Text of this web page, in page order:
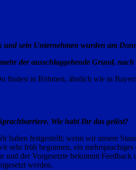
und sein Unternehmen wurden am
der ausschlaggebende Grund,
findest in Böhmen, ähnlich wie in
Wie habt Ihr das gelöst?
haben festgestellt; wenn wir unsere
sehr früh begonnen, ein
und der Vorgesetzte bekommt
werden.